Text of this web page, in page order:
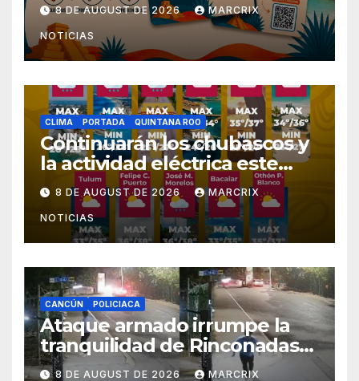
economía
8 DE AUGUST DE 2026 MARCRIX
NOTICIAS
CLIMA PORTADA QUINTANA ROO
Continuarán los chubascos y
la actividad eléctrica este
sábado en Quintana Roo
8 DE AUGUST DE 2026 MARCRIX
NOTICIAS
CANCÚN POLICIACA
Ataque armado irrumpe la
tranquilidad de Rinconadas
del Mar en Cancún
8 DE AUGUST DE 2026 MARCRIX